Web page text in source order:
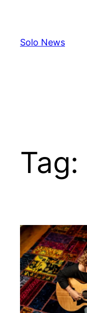
content
Solo News
Tag: